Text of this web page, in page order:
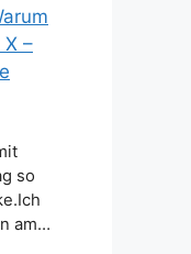
–
so
am…